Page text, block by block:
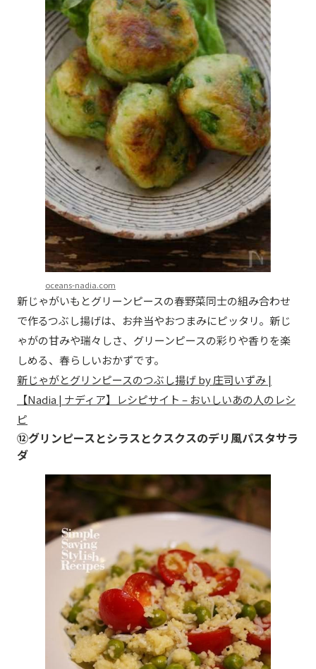
oceans-nadia.com
新じゃがいもとグリーンピースの春野菜同士の組み合わせ
で作るつぶし揚げは、お弁当やおつまみにピッタリ。新じ
ゃがの甘みや瑞々しさ、グリーンピースの彩りや香りを楽
しめる、春らしいおかずです。
新じゃがとグリンピースのつぶし揚げ by 庄司いずみ |
【Nadia | ナディア】レシピサイト – おいしいあの人のレシ
ピ
⑫グリンピースとシラスとクスクスのデリ風パスタサラ
ダ